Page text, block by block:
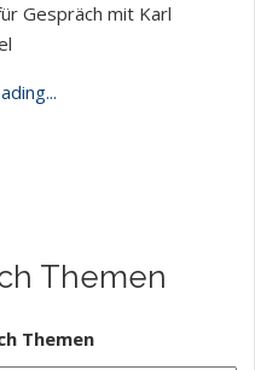
Gespräch mit Karl
Themen
Themen